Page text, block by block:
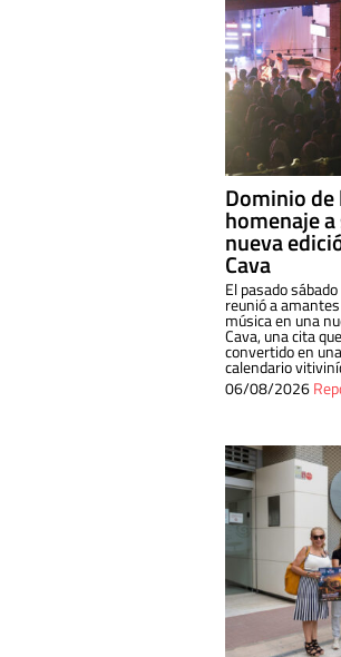
Dominio de
homenaje
nueva
Cava
El pasado
reunió a
música en una
Cava, una cita
convertido en
calendario
06/08/2026